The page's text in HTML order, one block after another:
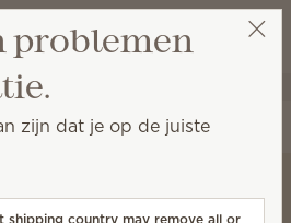
Verlanglijst
Winkeltas
Selecteer een party
problemen
zijn dat je op de juiste
shipping country may remove all or